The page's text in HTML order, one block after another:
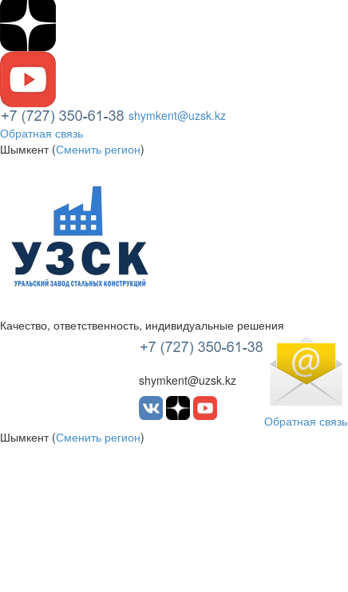
shymkent@uzsk.kz
Обратная связь
Шымкент (Сменить регион)
УЗСК Казахстан
Качество, ответственность, индивидуальные решения
shymkent@uzsk.kz
Обратная связь
Шымкент (Сменить регион)